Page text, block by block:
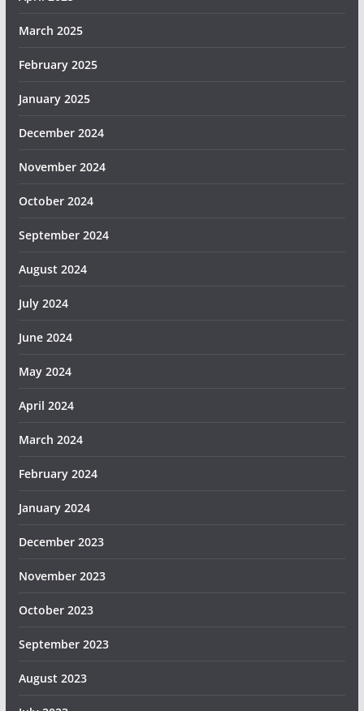
March 2025
February 2025
January 2025
December 2024
November 2024
October 2024
September 2024
August 2024
July 2024
June 2024
May 2024
April 2024
March 2024
February 2024
January 2024
December 2023
November 2023
October 2023
September 2023
August 2023